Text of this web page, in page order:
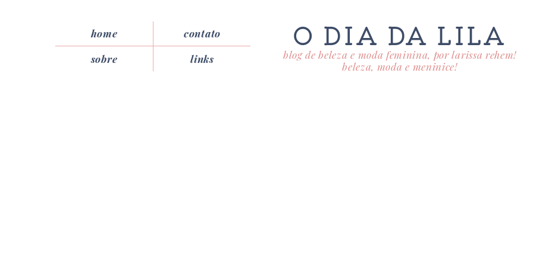
home
contato
sobre
links
O DIA DA LILA
blog de beleza e moda feminina, por larissa rehem!
beleza, moda e meninice!